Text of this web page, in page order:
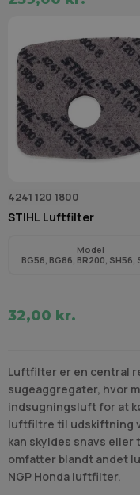
4241 120 1800
STIHL Luftfilter
Model
BG56, BG86, BR200, SH56,
32,00 kr.
Luftfilter er en central
sugeaggregater, hvor
indsugningsluft for at
luftfiltre til udskiftning
kan skyldes snavs
omfatter blandt andet
NGP Honda luftfilter.